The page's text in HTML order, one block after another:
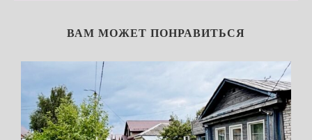
ВАМ МОЖЕТ ПОНРАВИТЬСЯ